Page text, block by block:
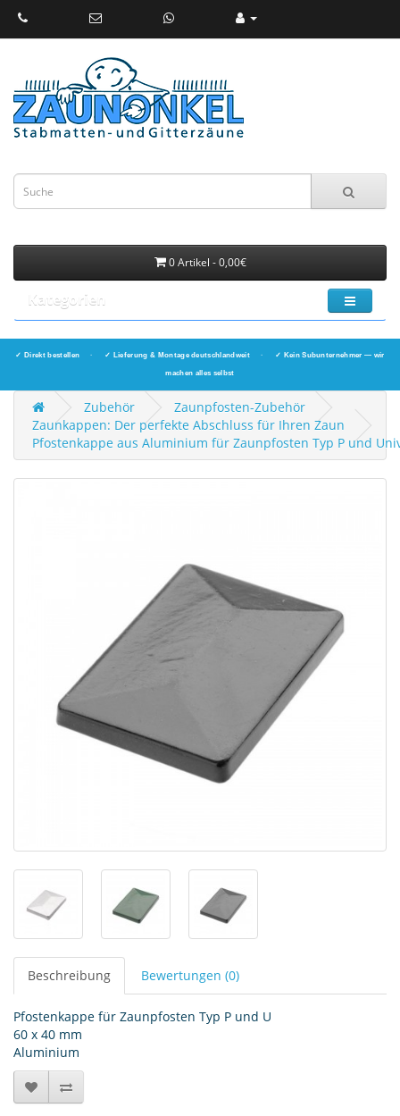
0 Artikel - 0,00€
Kategorien
✓ Direkt bestellen · ✓ Lieferung & Montage deutschlandweit · ✓ Kein Subunternehmer — wir
machen alles selbst
Zubehör
Zaunpfosten-Zubehör
Zaunkappen: Der perfekte Abschluss für Ihren Zaun
Pfostenkappe aus Aluminium für Zaunpfosten Typ P und
Beschreibung Bewertungen (0)
Pfostenkappe für Zaunpfosten Typ P und U
60 x 40 mm
Aluminium